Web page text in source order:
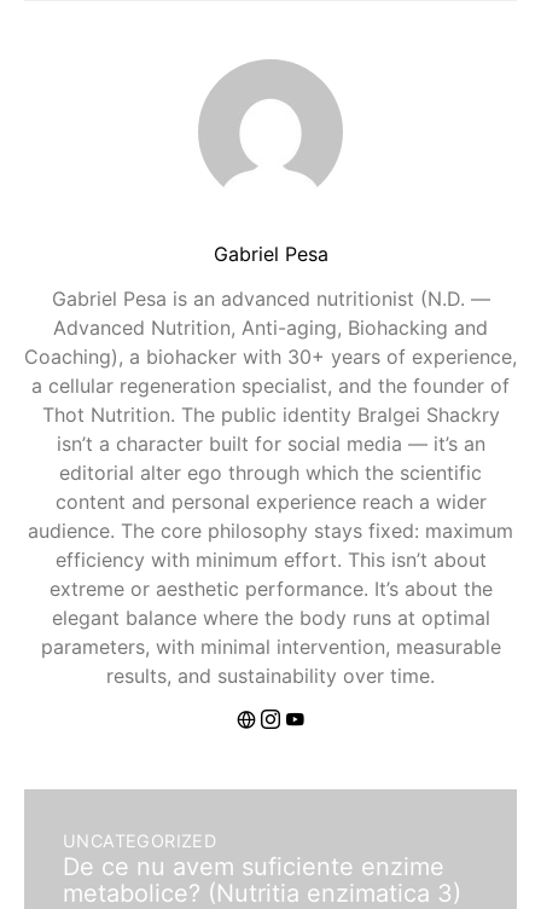
Gabriel Pesa
Gabriel Pesa is an advanced nutritionist (N.D. —
Advanced Nutrition, Anti-aging, Biohacking and
Coaching), a biohacker with 30+ years of experience,
a cellular regeneration specialist, and the founder of
Thot Nutrition. The public identity Bralgei Shackry
isn’t a character built for social media — it’s an
editorial alter ego through which the scientific
content and personal experience reach a wider
audience. The core philosophy stays fixed: maximum
efficiency with minimum effort. This isn’t about
extreme or aesthetic performance. It’s about the
elegant balance where the body runs at optimal
parameters, with minimal intervention, measurable
results, and sustainability over time.
UNCATEGORIZED
De ce nu avem suficiente enzime
metabolice? (Nutritia enzimatica 3)